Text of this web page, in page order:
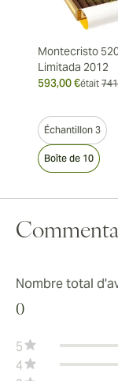
Montecristo
Limitada 2012
593,00 €était
Échantillon 3
Boîte de 10
Nombre total
0
5
4